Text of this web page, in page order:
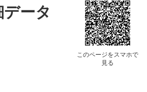
ータ
このページをスマホで
見る